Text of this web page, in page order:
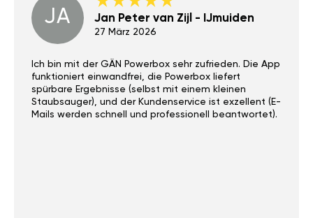
JA Jan Peter van Zijl - IJmuiden
27 März 2026
Ich bin mit der GÄN Powerbox sehr zufrieden. Die App
funktioniert einwandfrei, die Powerbox liefert
spürbare Ergebnisse (selbst mit einem kleinen
Staubsauger), und der Kundenservice ist exzellent (E-
Mails werden schnell und professionell beantwortet).